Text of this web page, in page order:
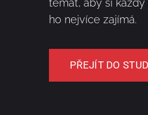
témat, aby si každý
ho nejvíce zajímá.
PŘEJÍT DO